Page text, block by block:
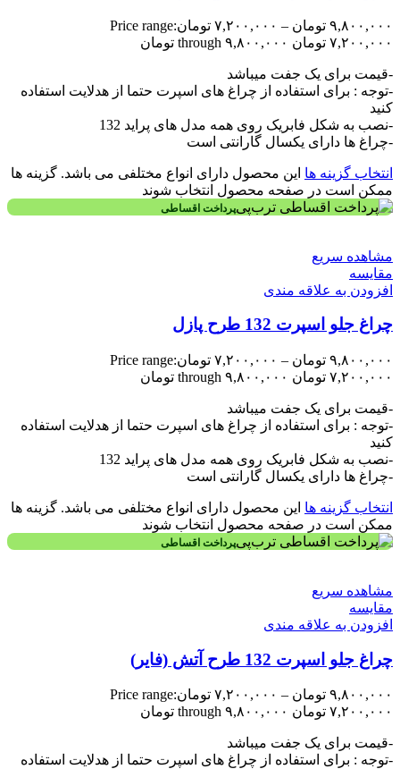
۹,۸۰۰,۰۰۰ تومان – ۷,۲۰۰,۰۰۰ تومانPrice range:
۷,۲۰۰,۰۰۰ تومان through ۹,۸۰۰,۰۰۰ تومان
-قیمت برای یک جفت میباشد
-توجه : برای استفاده از چراغ های اسپرت حتما از هدلایت استفاده
کنید
-نصب به شکل فابریک روی همه مدل های پراید 132
-چراغ ها دارای یکسال گارانتی است
انتخاب گزینه ها این محصول دارای انواع مختلفی می باشد. گزینه ها
ممکن است در صفحه محصول انتخاب شوند
پرداخت اقساطی
مشاهده سریع
مقایسه
افزودن به علاقه مندی
چراغ جلو اسپرت 132 طرح پازل
۹,۸۰۰,۰۰۰ تومان – ۷,۲۰۰,۰۰۰ تومانPrice range:
۷,۲۰۰,۰۰۰ تومان through ۹,۸۰۰,۰۰۰ تومان
-قیمت برای یک جفت میباشد
-توجه : برای استفاده از چراغ های اسپرت حتما از هدلایت استفاده
کنید
-نصب به شکل فابریک روی همه مدل های پراید 132
-چراغ ها دارای یکسال گارانتی است
انتخاب گزینه ها این محصول دارای انواع مختلفی می باشد. گزینه ها
ممکن است در صفحه محصول انتخاب شوند
پرداخت اقساطی
مشاهده سریع
مقایسه
افزودن به علاقه مندی
چراغ جلو اسپرت 132 طرح آتش (فایر)
۹,۸۰۰,۰۰۰ تومان – ۷,۲۰۰,۰۰۰ تومانPrice range:
۷,۲۰۰,۰۰۰ تومان through ۹,۸۰۰,۰۰۰ تومان
-قیمت برای یک جفت میباشد
-توجه : برای استفاده از چراغ های اسپرت حتما از هدلایت استفاده